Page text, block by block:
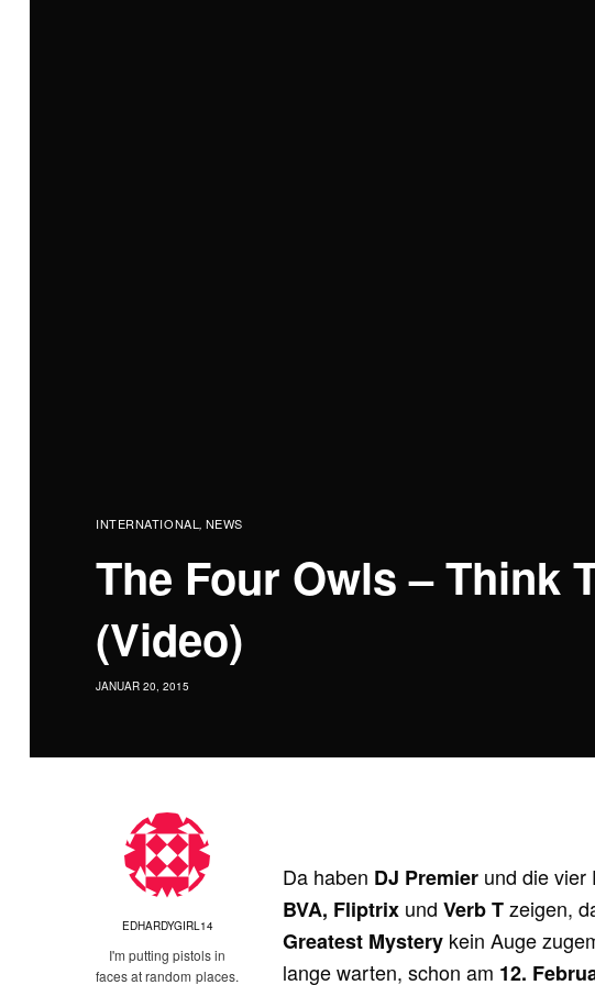
INTERNATIONAL NEWS
The Four Owls – Think
(Video)
JANUAR 20, 2015
EDHARDYGIRL14
I'm putting pistols in
faces at random places.
Da haben DJ Premier und die vier
BVA, Fliptrix undVerb Tzeigen,
Greatest Mystery kein Auge
lange warten, schon am 12.